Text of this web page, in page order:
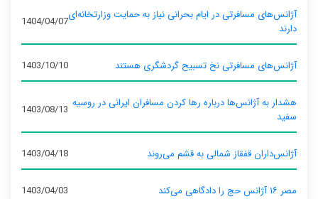
آژانس‌های مسافرتی در ایام بحرانی نیاز به حمایت وزارتخانه‌ای
دارند
1404/04/07
آژانس‌های مسافرتی نخ تسبیح گردشگری هستند 1403/10/10
هشدار به آژانس‌ها درباره رها کردن مسافران ایرانی در روسیه
سفید
1403/08/13
آژانس‌داران قفقاز شمالی به قشم می‌روند 1403/04/18
مصر ۱۶ آژانس حج را دادگاهی می‌کند 1403/04/03